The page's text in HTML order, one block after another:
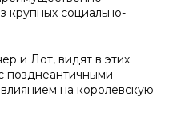
крупных социально-
и Лот, видят в этих
позднеантичными
на королевскую